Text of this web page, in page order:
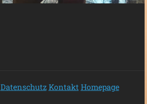
Datenschutz Kontakt Homepage